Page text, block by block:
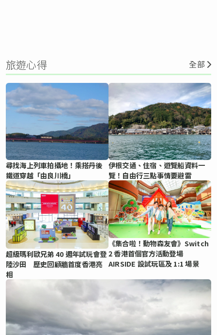
旅遊心得 全部
尋找海上列車拍攝地！乘搭丹後
鐵道穿越「由良川橋」
伊根交通、住宿、遊覽船資料一
覽！自由行三點事情要避雷
超級瑪利歐兄弟 40 週年試玩會登
陸沙田 歷史回顧牆首度香港亮
相
《集合啦！動物森友會》Switch
2 香港首個官方活動登場
AIRSIDE 設試玩區及 1:1 場景